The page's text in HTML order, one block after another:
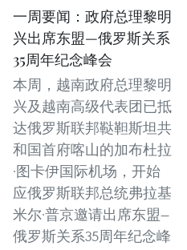
一周要闻：政府总理黎明
兴出席东盟—俄罗斯关系
35周年纪念峰会
本周，越南政府总理黎明
兴及越南高级代表团已抵
达俄罗斯联邦鞑靼斯坦共
和国首府喀山的加布杜拉
·图卡伊国际机场，开始
应俄罗斯联邦总统弗拉基
米尔·普京邀请出席东盟—
俄罗斯关系35周年纪念峰